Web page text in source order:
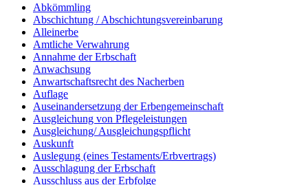
Abkömmling
Abschichtung / Abschichtungsvereinbarung
Alleinerbe
Amtliche Verwahrung
Annahme der Erbschaft
Anwachsung
Anwartschaftsrecht des Nacherben
Auflage
Auseinandersetzung der Erbengemeinschaft
Ausgleichung von Pflegeleistungen
Ausgleichung/ Ausgleichungspflicht
Auskunft
Auslegung (eines Testaments/Erbvertrags)
Ausschlagung der Erbschaft
Ausschluss aus der Erbfolge